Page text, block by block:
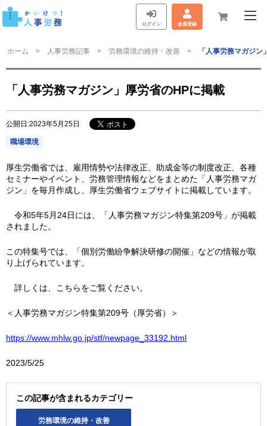
ログイン 会員登録
ホーム 人事労務記事 労務環境の維持・改善 「人事労務マガジ
「人事労務マガジン」厚労省のHPに掲載
公開日:2023年5月25日
職場環境
厚生労働省では、雇用情勢や法律改正、助成金等の制度改正、各種
セミナーやイベント、労務管理情報などをまとめた「人事労務マガ
ジン」を毎月作成し、厚生労働省ウェブサイトに掲載しています。
令和5年5月24日には、「人事労務マガジン特集第209号」が掲載
されました。
この特集号では、「個別労働紛争解決研修の開催」などの情報が取
り上げられています。
詳しくは、こちらをご覧ください。
＜人事労務マガジン特集第209号（厚労省）＞
https://www.mhlw.go.jp/stf/newpage_33192.html
2023/5/25
この記事が含まれるカテゴリー
労務環境の維持・改善